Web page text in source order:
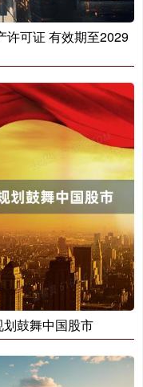
许可证 有效期至2029
鼓舞中国股市